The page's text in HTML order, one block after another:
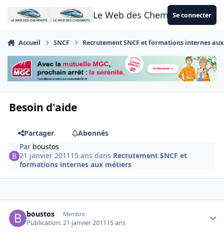
Aller au contenu
Le Web des CheminotsSe connecter
Accueil SNCF Recrutement SNCF et formations internes
Besoin d'aide
Partager
Abonnés
Par boustos
21 janvier 2011 15 ans dans Recrutement SNCF et
formations internes aux métiers
boustos Membre
Publication:21 janvier 201115 ans